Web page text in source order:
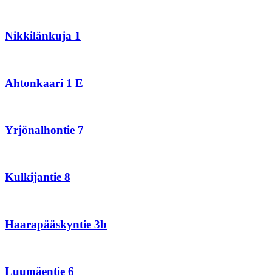
Nikkilänkuja 1
E
Ahtonkaari 1 E
Yrjönalhontie 7
Kulkijantie 8
Haarapääskyntie 3b
Luumäentie 6